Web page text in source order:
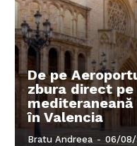
De pe
zbura direct
mediteraneană
în Valencia
Bratu Andreea - 06/08/